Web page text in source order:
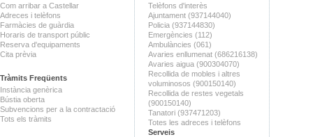
Com arribar a Castellar
Adreces i telèfons
Farmàcies de guàrdia
Horaris de transport públic
Reserva d'equipaments
Cita prèvia
Tràmits Freqüents
Instància genèrica
Bústia oberta
Subvencions per a la contractació
Tots els tràmits
Telèfons d'interès
Ajuntament (937144040)
Policia (937144830)
Emergències (112)
Ambulàncies (061)
Avaries enllumenat (686216138)
Avaries aigua (900304070)
Recollida de mobles i altres
voluminosos (900150140)
Recollida de restes vegetals
(900150140)
Tanatori (937471203)
Totes les adreces i telèfons
Serveis